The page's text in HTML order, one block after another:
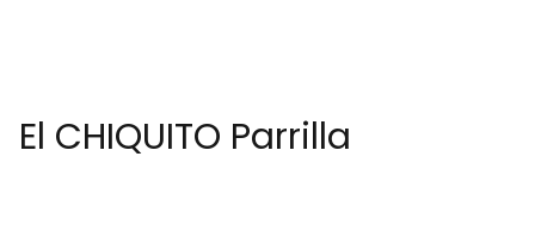
El CHIQUITO Parrilla